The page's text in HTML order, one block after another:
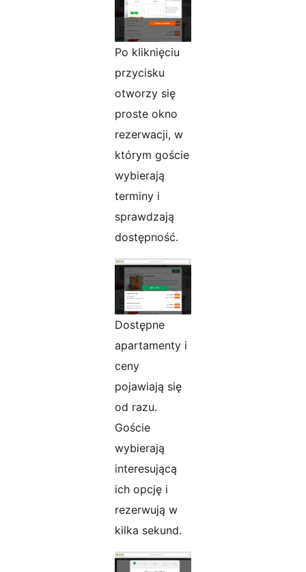
Po kliknięciu
przycisku
otworzy się
proste okno
rezerwacji, w
którym goście
wybierają
terminy i
sprawdzają
dostępność.
Dostępne
apartamenty i
ceny
pojawiają się
od razu.
Goście
wybierają
interesującą
ich opcję i
rezerwują w
kilka sekund.